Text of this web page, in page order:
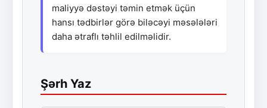
maliyyə dəstəyi təmin etmək üçün
hansı tədbirlər görə biləcəyi məsələləri
daha ətraflı təhlil edilməlidir.
Şərh Yaz